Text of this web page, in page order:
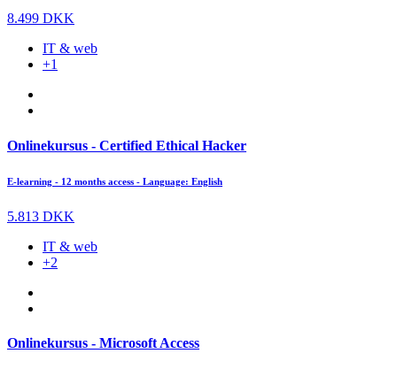
8.499 DKK
IT & web
+1
Onlinekursus - Certified Ethical Hacker
E-learning - 12 months access - Language: English
5.813 DKK
IT & web
+2
Onlinekursus - Microsoft Access